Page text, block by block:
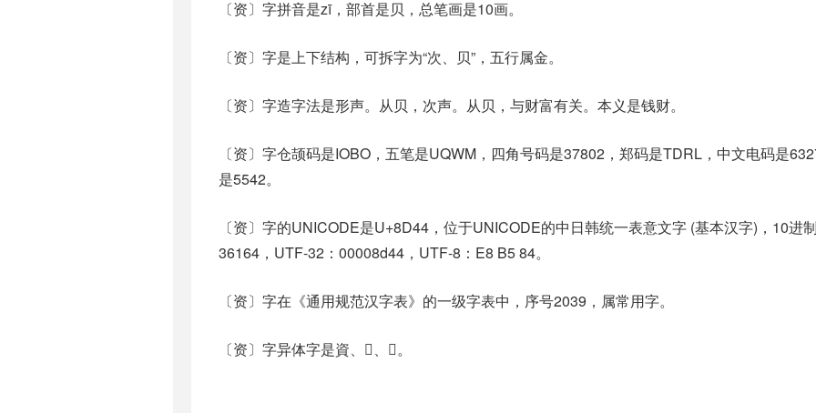
〔资〕字拼音是zī，部首是贝，总笔画是10画。
〔资〕字是上下结构，可拆字为“次、贝”，五行属金。
〔资〕字造字法是形声。从贝，次声。从贝，与财富有关。本义是钱财。
〔资〕字仓颉码是IOBO，五笔是UQWM，四角号码是37802，郑码是TDRL，中文电码是
是5542。
〔资〕字的UNICODE是U+8D44，位于UNICODE的中日韩统一表意文字 (基本汉字)，10进
36164，UTF-32：00008d44，UTF-8：E8 B5 84。
〔资〕字在《通用规范汉字表》的一级字表中，序号2039，属常用字。
〔资〕字异体字是資、𧷕、𪗓。